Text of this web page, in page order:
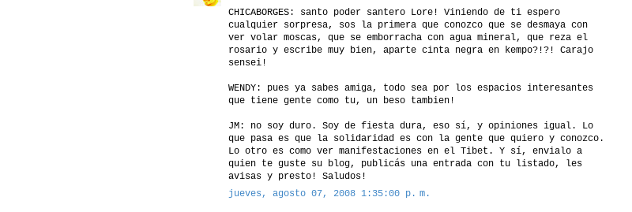
CHICABORGES: santo poder santero Lore! Viniendo de ti espero
cualquier sorpresa, sos la primera que conozco que se desmaya con
ver volar moscas, que se emborracha con agua mineral, que reza el
rosario y escribe muy bien, aparte cinta negra en kempo?!?! Carajo
sensei!
WENDY: pues ya sabes amiga, todo sea por los espacios interesantes
que tiene gente como tu, un beso tambien!
JM: no soy duro. Soy de fiesta dura, eso sí, y opiniones igual. Lo
que pasa es que la solidaridad es con la gente que quiero y conozco.
Lo otro es como ver manifestaciones en el Tibet. Y sí, envialo a
quien te guste su blog, publicás una entrada con tu listado, les
avisas y presto! Saludos!
jueves, agosto 07, 2008 1:35:00 p. m.